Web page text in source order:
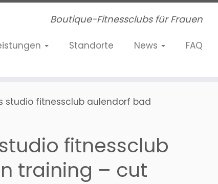
Boutique-Fitnessclubs für Frauen
Standorte News FAQ
studio fitnessclub aulendorf bad
fitnessclub
training – cut